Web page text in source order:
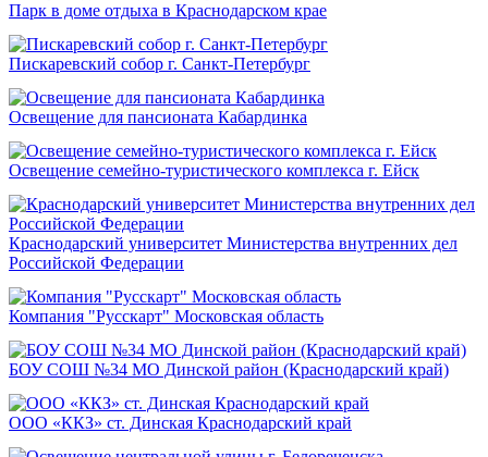
Парк в доме отдыха в Краснодарском крае
Пискаревский собор г. Санкт-Петербург
Освещение для пансионата Кабардинка
Освещение семейно-туристического комплекса г. Ейск
Краснодарский университет Министерства внутренних дел
Российской Федерации
Компания "Русскарт" Московская область
БОУ СОШ №34 МО Динской район (Краснодарский край)
ООО «ККЗ» ст. Динская Краснодарский край